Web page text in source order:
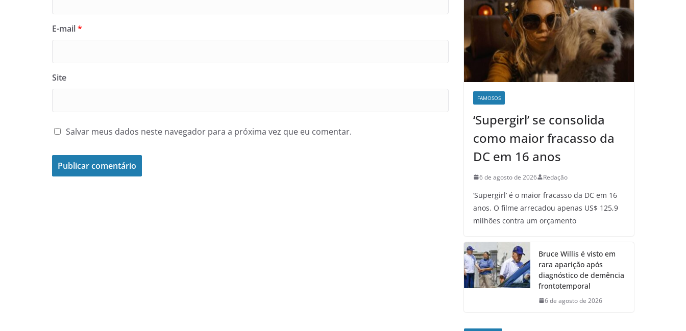
E-mail*
Site
Salvar meus dados neste navegador para a próxima vez que eu comentar.
FAMOSOS
‘Supergirl’ se consolida
como maior fracasso da
DC em 16 anos
6 de agosto de 2026 Redação
‘Supergirl’ é o maior fracasso da DC em 16
anos. O filme arrecadou apenas US$ 125,9
milhões contra um orçamento
Bruce Willis é visto em
rara aparição após
diagnóstico de demência
frontotemporal
6 de agosto de 2026